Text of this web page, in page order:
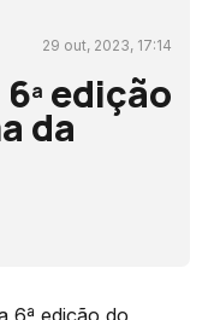
29 out, 2023, 17:14
edição
da
6ª edição do